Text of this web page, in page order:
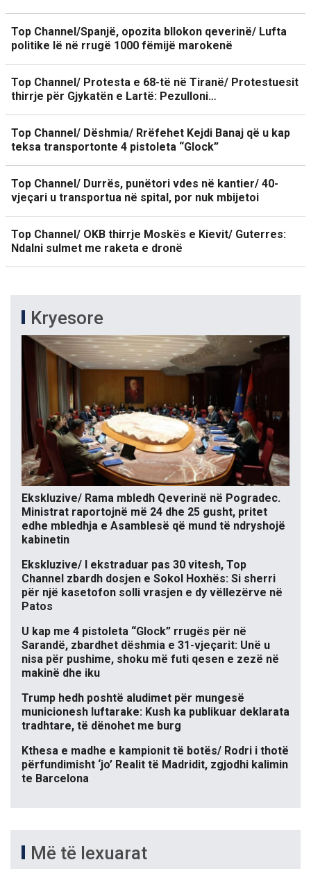
Top Channel/Spanjë, opozita bllokon qeverinë/ Lufta
politike lë në rrugë 1000 fëmijë marokenë
Top Channel/ Protesta e 68-të në Tiranë/ Protestuesit
thirrje për Gjykatën e Lartë: Pezulloni…
Top Channel/ Dëshmia/ Rrëfehet Kejdi Banaj që u kap
teksa transportonte 4 pistoleta “Glock”
Top Channel/ Durrës, punëtori vdes në kantier/ 40-
vjeçari u transportua në spital, por nuk mbijetoi
Top Channel/ OKB thirrje Moskës e Kievit/ Guterres:
Ndalni sulmet me raketa e dronë
Kryesore
Ekskluzive/ Rama mbledh Qeverinë në Pogradec.
Ministrat raportojnë më 24 dhe 25 gusht, pritet
edhe mbledhja e Asamblesë që mund të ndryshojë
kabinetin
Ekskluzive/ I ekstraduar pas 30 vitesh, Top
Channel zbardh dosjen e Sokol Hoxhës: Si sherri
për një kasetofon solli vrasjen e dy vëllezërve në
Patos
U kap me 4 pistoleta “Glock” rrugës për në
Sarandë, zbardhet dëshmia e 31-vjeçarit: Unë u
nisa për pushime, shoku më futi qesen e zezë në
makinë dhe iku
Trump hedh poshtë aludimet për mungesë
municionesh luftarake: Kush ka publikuar deklarata
tradhtare, të dënohet me burg
Kthesa e madhe e kampionit të botës/ Rodri i thotë
përfundimisht ‘jo’ Realit të Madridit, zgjodhi kalimin
te Barcelona
Më të lexuarat